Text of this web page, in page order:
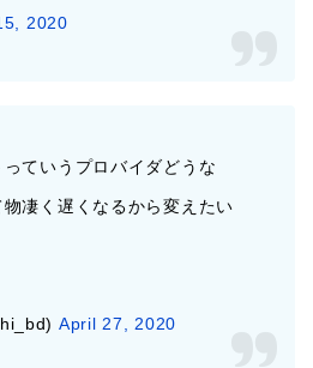
2020
ていうプロバイダどうな
凄く遅くなるから変えたい
April 27, 2020